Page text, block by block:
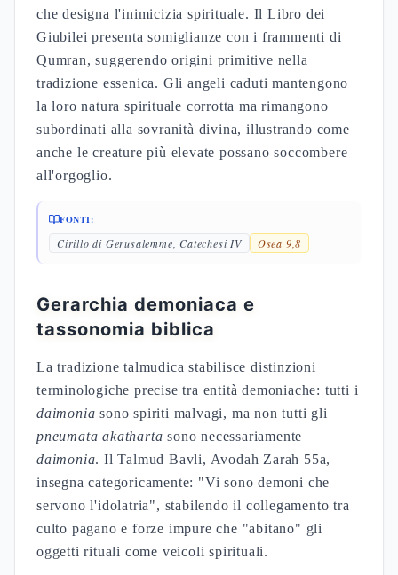
che designa l'inimicizia spirituale. Il Libro dei
Giubilei presenta somiglianze con i frammenti di
Qumran, suggerendo origini primitive nella
tradizione essenica. Gli angeli caduti mantengono
la loro natura spirituale corrotta ma rimangono
subordinati alla sovranità divina, illustrando come
anche le creature più elevate possano soccombere
all'orgoglio.
FONTI:
Cirillo di Gerusalemme, Catechesi IV Osea 9,8
Gerarchia demoniaca e
tassonomia biblica
La tradizione talmudica stabilisce distinzioni
terminologiche precise tra entità demoniache: tutti i
daimonia sono spiriti malvagi, ma non tutti gli
pneumata akatharta sono necessariamente
daimonia. Il Talmud Bavli, Avodah Zarah 55a,
insegna categoricamente: "Vi sono demoni che
servono l'idolatria", stabilendo il collegamento tra
culto pagano e forze impure che "abitano" gli
oggetti rituali come veicoli spirituali.